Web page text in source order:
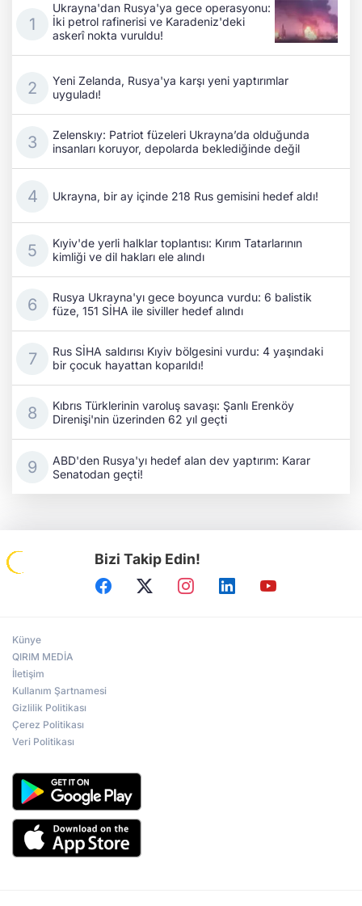
Ukrayna'dan Rusya'ya gece operasyonu:
İki petrol rafinerisi ve Karadeniz'deki
askerî nokta vuruldu!
Yeni Zelanda, Rusya'ya karşı yeni yaptırımlar
uyguladı!
Zelenskıy: Patriot füzeleri Ukrayna’da olduğunda
insanları koruyor, depolarda beklediğinde değil
Ukrayna, bir ay içinde 218 Rus gemisini hedef aldı!
Kıyiv'de yerli halklar toplantısı: Kırım Tatarlarının
kimliği ve dil hakları ele alındı
Rusya Ukrayna'yı gece boyunca vurdu: 6 balistik
füze, 151 SİHA ile siviller hedef alındı
Rus SİHA saldırısı Kıyiv bölgesini vurdu: 4 yaşındaki
bir çocuk hayattan koparıldı!
Kıbrıs Türklerinin varoluş savaşı: Şanlı Erenköy
Direnişi'nin üzerinden 62 yıl geçti
ABD'den Rusya'yı hedef alan dev yaptırım: Karar
Senatodan geçti!
Bizi Takip Edin!
Künye
QIRIM MEDİA
İletişim
Kullanım Şartnamesi
Gizlilik Politikası
Çerez Politikası
Veri Politikası